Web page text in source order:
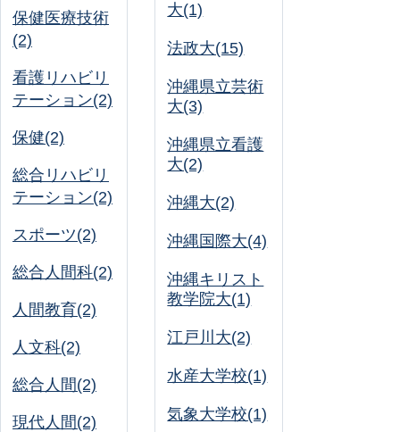
保健医療技術
(2)
看護リハビリ
テーション(2)
保健(2)
総合リハビリ
テーション(2)
スポーツ(2)
総合人間科(2)
人間教育(2)
人文科(2)
総合人間(2)
現代人間(2)
大(1)
法政大(15)
沖縄県立芸術
大(3)
沖縄県立看護
大(2)
沖縄大(2)
沖縄国際大(4)
沖縄キリスト
教学院大(1)
江戸川大(2)
水産大学校(1)
気象大学校(1)